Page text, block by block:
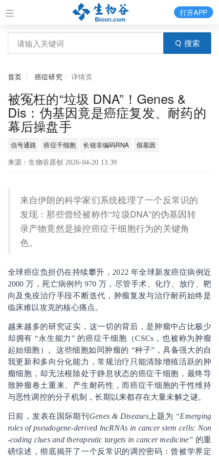
搜索
打开APP
首页 癌症研究 详情页
被冤枉的“垃圾 DNA”！Genes &
Dis：伪基因竟是癌症复发、耐药的
幕后操盘手
信号通路 癌症干细胞 长链非编码RNA 假基因
来源：生物谷原创 2026-04-20 13:39
来自伊朗的科学家们系统梳理了一个反常识的
发现：那些曾经被称作“垃圾DNA”的伪基因转
录产物竟然是操控癌症干细胞行为的关键角
色。
全球癌症负担仍在持续攀升，2022 年全球新发癌症病例近
2000 万，死亡病例约 970 万，尽管手术、化疗、放疗、靶
向及免疫治疗手段不断迭代，肿瘤复发与治疗耐药始终是
临床难以攻克的核心痛点。
越来越多的研究证实，这一切的背后，是肿瘤中占比极少
却拥有 “永生能力” 的癌症干细胞（CSCs，也被称为肿瘤
起始细胞）。这些细胞如同肿瘤的 “种子”，具备强大的自
我更新和多向分化能力，常规治疗只能清除增殖活跃的肿
瘤细胞，却无法根除处于静息状态的癌症干细胞，最终导
致肿瘤卷土重来、产生耐药性，而癌症干细胞的干性维持
与恶性调控的分子机制，长期以来都存在大量未解之谜。
日前，发表在国际期刊 Genes & Diseases上题为 “Emerging
roles of pseudogene-derived lncRNAs in cancer stem cells: Non
-coding clues and therapeutic targets in cancer medicine” 的重
磅综述，彻底揭开了一个反常识的调控密码：曾被学界定